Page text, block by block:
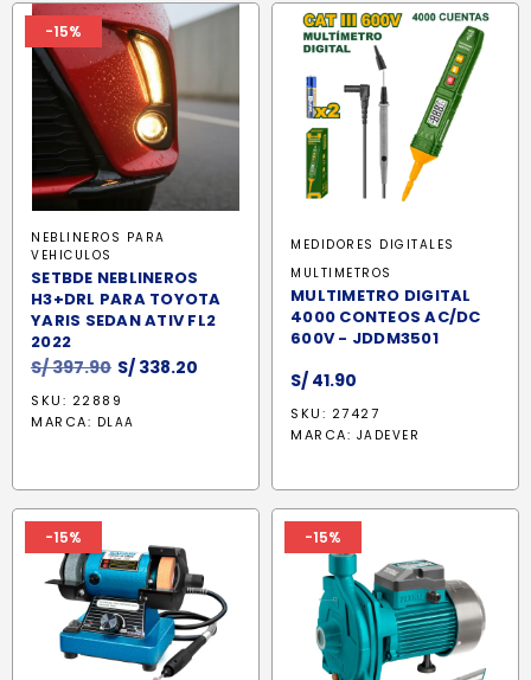
-15%
NEBLINEROS PARA
VEHICULOS
SETBDE NEBLINEROS
H3+DRL PARA TOYOTA
YARIS SEDAN ATIV FL2
2022
S/397.90 El
original
S/ 338.20
SKU: 22889
MARCA: DLAA
MEDIDORES DIGITALES
MULTIMETROS
MULTIMETRO DIGITAL
4000 CONTEOS AC/DC
600V - JDDM3501
S/ 41.90
SKU: 27427
MARCA: JADEVER
-15% -15%